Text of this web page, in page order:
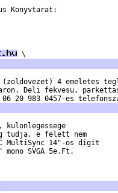
4 emeletes
Deli fekvesu,
kulonlegessege
tudja, e felett nem
MultiSync 14"-os digit
SVGA 5e.Ft.